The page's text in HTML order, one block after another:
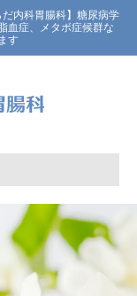
内科胃腸科】糖尿病学
血症、メタボ症候群な
す